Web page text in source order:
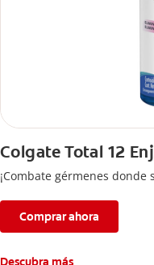
Colgate Total 12
¡Combate gérmenes
Comprar ahora
Descubra más